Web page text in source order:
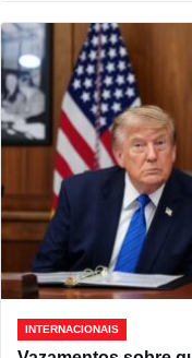
INTERNACIONAIS